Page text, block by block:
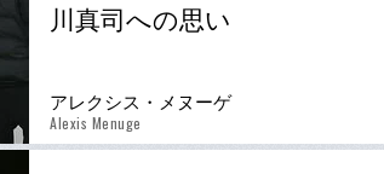
川真司への思い
アレクシス・メヌーゲ
Alexis Menuge